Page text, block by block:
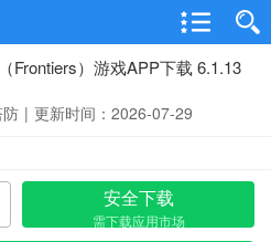
Frontiers）游戏APP下载 6.1.13
| 更新时间：2026-07-29
安全下载
需下载应用市场